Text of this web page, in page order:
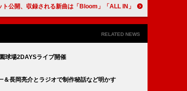
の1stアルバム『HANA』ジャケット公開、収録される新曲は「Bloom」「ALL IN」
RELATED NEWS
球場2DAYSライブ開催
＆長岡亮介とラジオで制作秘話など明かす